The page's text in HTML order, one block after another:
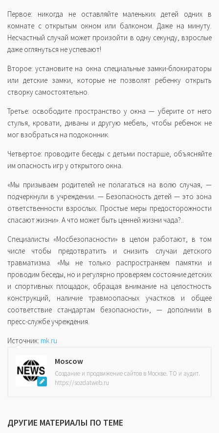
Первое: никогда не оставляйте маленьких детей одних в
комнате с открытым окном или балконом. Даже на минуту.
Несчастный случай может произойти в одну секунду, взрослые
даже оглянуться не успевают!
Второе: установите на окна специальные замки-блокираторы
или детские замки, которые не позволят ребенку открыть
створку самостоятельно.
Третье: освободите пространство у окна — уберите от него
стулья, кровати, диваны и другую мебель, чтобы ребенок не
мог взобраться на подоконник.
Четвертое: проводите беседы с детьми постарше, объясняйте
им опасность игр у открытого окна.
«Мы призываем родителей не полагаться на волю случая, —
подчеркнули в учреждении. — Безопасность детей — это зона
ответственности взрослых. Простые меры предосторожности
спасают жизни». А что может быть ценней жизни чада?..
Специалисты «Мосбезопасности» в целом работают, в том
числе чтобы предотвратить и снизить случаи детского
травматизма. «Мы не только распространяем памятки и
проводим беседы, но и регулярно проверяем состояние детских
и спортивных площадок, обращая внимание на целостность
конструкций, наличие травмоопасных участков и общее
соответствие стандартам безопасности», — дополнили в
пресс-службе учреждения.
Источник: mk.ru
Moscow
Создание и продвижение сайтов в Москве. ТО и аудит.
https://sozdatweb.ru
ДРУГИЕ МАТЕРИАЛЫ ПО ТЕМЕ